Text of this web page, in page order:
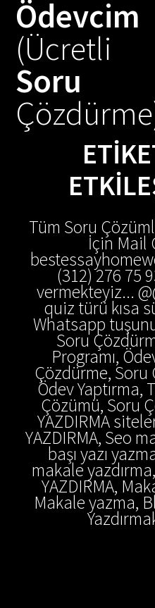
Ödevcim
(Ücretli
Soru
Tüm Soru
İçin Mail
(312) 276 75
vermekteyiz...
quiz türü kısa
Whatsapp
Soru
Programı,
Çözdürme, Soru
Ödev Yaptırma,
Çözümü, Soru
YAZDIRMA
YAZDIRMA, Seo
başı yazı
makale
YAZDIRMA,
Makale yazma,